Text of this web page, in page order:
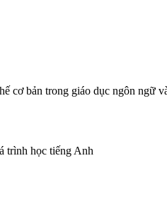
cơ bản trong giáo dục ngôn ngữ
trình học tiếng Anh